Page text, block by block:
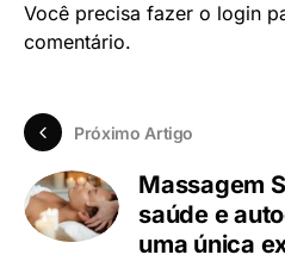
Você precisa fazer o login
comentário.
Próximo Artigo
Massagem
saúde e
uma única